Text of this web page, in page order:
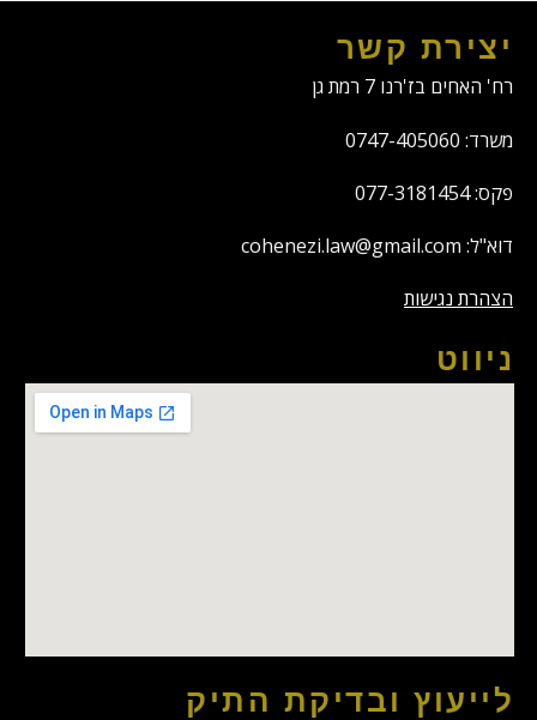
יצירת קשר
רח' האחים בז'רנו 7 רמת גן
משרד: 0747-405060
פקס: 077-3181454
דוא"ל: cohenezi.law@gmail.com
הצהרת נגישות
ניווט
לייעוץ ובדיקת התיק